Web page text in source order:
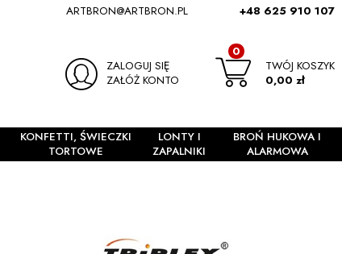
ARTBRON@ARTBRON.PL +48 625 910 107
ZALOGUJ SIĘ
ZAŁÓŻ KONTO
TWÓJ KOSZYK
0
0,00 zł
KONFETTI, ŚWIECZKI
TORTOWE
LONTY I
ZAPALNIKI
BROŃ HUKOWA I
ALARMOWA